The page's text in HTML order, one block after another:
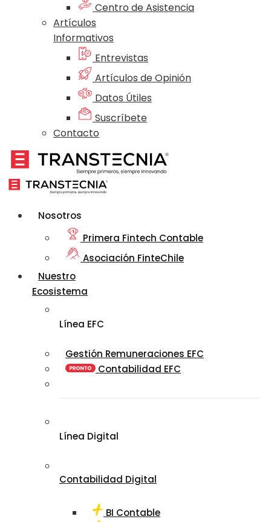
Centro de Asistencia
Artículos
Informativos
Entrevistas
Artículos de Opinión
Datos Útiles
Suscríbete
Contacto
Nosotros
Primera Fintech Contable
Asociación FinteChile
Nuestro
Ecosistema
Línea EFC
Gestión Remuneraciones EFC
Contabilidad EFC
Línea Digital
Contabilidad Digital
BI Contable